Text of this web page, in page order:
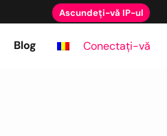
Ascundeți-vă IP-ul
Blog Conectați-vă